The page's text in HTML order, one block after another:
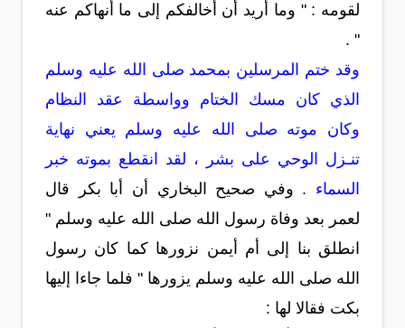
لقومه : " وما أريد أن أخالفكم إلى ما أنهاكم عنه
" .
وقد ختم المرسلين بمحمد صلى الله عليه وسلم
الذي كان مسك الختام وواسطة عقد النظام
وكان موته صلى الله عليه وسلم يعني نهاية
تنـزل الوحي على بشر ، لقد انقطع بموته خبر
السماء . وفي صحيح البخاري أن أبا بكر قال
لعمر بعد وفاة رسول الله صلى الله عليه وسلم "
انطلق بنا إلى أم أيمن نزورها كما كان رسول
الله صلى الله عليه وسلم يزورها " فلما جاءا إليها
بكت فقالا لها :